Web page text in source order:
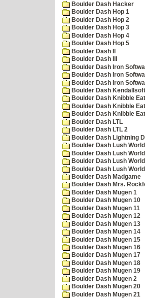
Boulder Dash Hacker
Boulder Dash Hop 1
Boulder Dash Hop 2
Boulder Dash Hop 3
Boulder Dash Hop 4
Boulder Dash Hop 5
Boulder Dash II
Boulder Dash III
Boulder Dash Iron
Boulder Dash Iron
Boulder Dash Iron
Boulder Dash
Boulder Dash Knibble
Boulder Dash Knibble
Boulder Dash Knibble
Boulder Dash LTL
Boulder Dash LTL 2
Boulder Dash Lightning
Boulder Dash Lush
Boulder Dash Lush
Boulder Dash Lush
Boulder Dash Lush
Boulder Dash Madgame
Boulder Dash Mrs.
Boulder Dash Mugen 1
Boulder Dash Mugen 10
Boulder Dash Mugen 11
Boulder Dash Mugen 12
Boulder Dash Mugen 13
Boulder Dash Mugen 14
Boulder Dash Mugen 15
Boulder Dash Mugen 16
Boulder Dash Mugen 17
Boulder Dash Mugen 18
Boulder Dash Mugen 19
Boulder Dash Mugen 2
Boulder Dash Mugen 20
Boulder Dash Mugen 21